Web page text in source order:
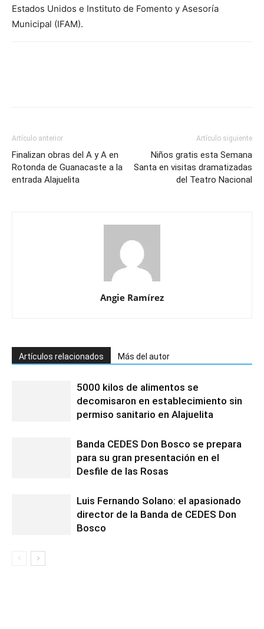
Estados Unidos e Instituto de Fomento y Asesoría
Municipal (IFAM).
Artículo anterior
Finalizan obras del A y A en
Rotonda de Guanacaste a la
entrada Alajuelita
Artículo siguiente
Niños gratis esta Semana
Santa en visitas dramatizadas
del Teatro Nacional
Angie Ramírez
Artículos relacionados Más del autor
5000 kilos de alimentos se
decomisaron en establecimiento sin
permiso sanitario en Alajuelita
Banda CEDES Don Bosco se prepara
para su gran presentación en el
Desfile de las Rosas
Luis Fernando Solano: el apasionado
director de la Banda de CEDES Don
Bosco